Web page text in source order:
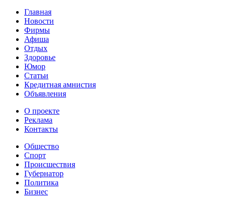
Главная
Новости
Фирмы
Афиша
Отдых
Здоровье
Юмор
Статьи
Кредитная амнистия
Объявления
О проекте
Реклама
Контакты
Общество
Спорт
Происшествия
Губернатор
Политика
Бизнес